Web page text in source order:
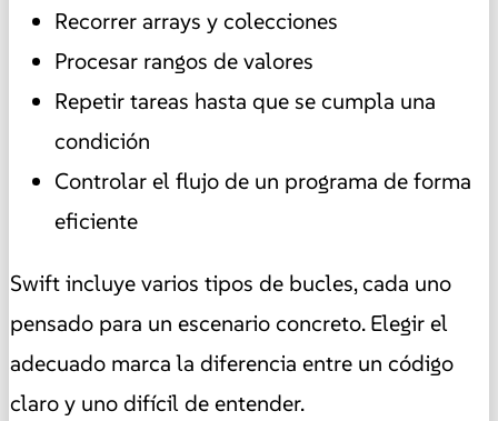
Recorrer arrays y colecciones
Procesar rangos de valores
Repetir tareas hasta que se cumpla una
condición
Controlar el flujo de un programa de forma
eficiente
Swift incluye varios tipos de bucles, cada uno
pensado para un escenario concreto. Elegir el
adecuado marca la diferencia entre un código
claro y uno difícil de entender.